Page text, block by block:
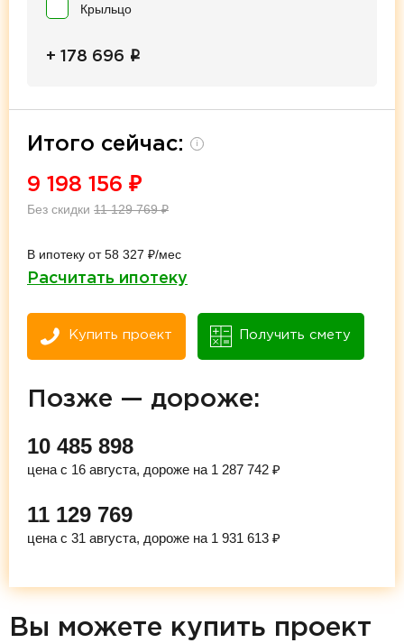
Крыльцо
+ 178 696 i
Итого сейчас: i
9 198 156 ₽
Без скидки 11 129 769₽
В ипотеку от 58 327 ₽/мес
Расчитать ипотеку
Купить проект Получить смету
Позже — дороже:
10 485 898
цена с 16 августа, дороже на 1 287 742 ₽
11 129 769
цена с 31 августа, дороже на 1 931 613 ₽
Вы можете купить проект